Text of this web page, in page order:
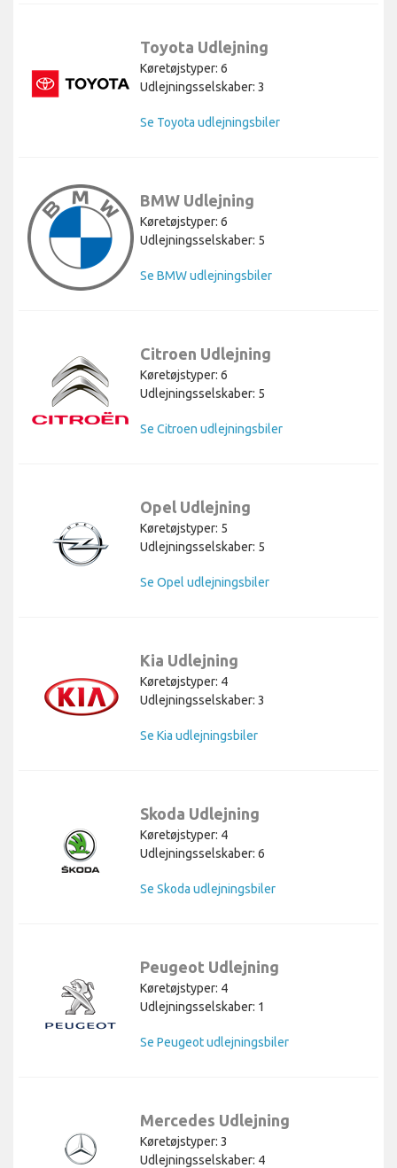
Toyota Udlejning
Køretøjstyper: 6
Udlejningsselskaber: 3
Se Toyota udlejningsbiler
BMW Udlejning
Køretøjstyper: 6
Udlejningsselskaber: 5
Se BMW udlejningsbiler
Citroen Udlejning
Køretøjstyper: 6
Udlejningsselskaber: 5
Se Citroen udlejningsbiler
Opel Udlejning
Køretøjstyper: 5
Udlejningsselskaber: 5
Se Opel udlejningsbiler
Kia Udlejning
Køretøjstyper: 4
Udlejningsselskaber: 3
Se Kia udlejningsbiler
Skoda Udlejning
Køretøjstyper: 4
Udlejningsselskaber: 6
Se Skoda udlejningsbiler
Peugeot Udlejning
Køretøjstyper: 4
Udlejningsselskaber: 1
Se Peugeot udlejningsbiler
Mercedes Udlejning
Køretøjstyper: 3
Udlejningsselskaber: 4